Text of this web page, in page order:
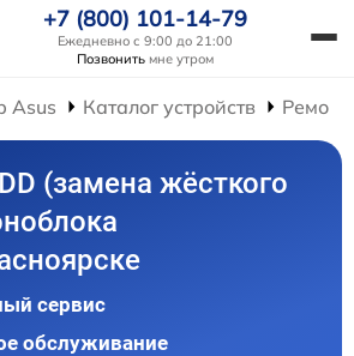
+7 (800) 101-14-79
Ежедневно с 9:00 до 21:00
Позвонить мне утром
Asus Каталог устройств
(замена жёсткого
сервис
обслуживание